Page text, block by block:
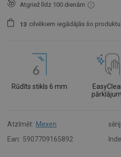
Atgriež līdz 100 dienām
1 3 cilvēkiem iegādājās šo produktu.
Rūdīts stikls 6 mm
Atzīmēt: Mexen
Ean: 5907709165892